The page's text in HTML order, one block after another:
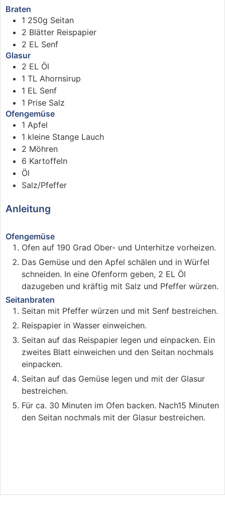
Braten
1 250g Seitan
2 Blätter Reispapier
2 EL Senf
Glasur
2 EL Öl
1 TL Ahornsirup
1 EL Senf
1 Prise Salz
Ofengemüse
1 Apfel
1 kleine Stange Lauch
2 Möhren
6 Kartoffeln
Öl
Salz/Pfeffer
Anleitung
Ofengemüse
Ofen auf 190 Grad Ober- und Unterhitze vorheizen.
Das Gemüse und den Apfel schälen und in Würfel
schneiden. In eine Ofenform geben, 2 EL Öl
dazugeben und kräftig mit Salz und Pfeffer würzen.
Seitanbraten
Seitan mit Pfeffer würzen und mit Senf bestreichen.
Reispapier in Wasser einweichen.
Seitan auf das Reispapier legen und einpacken. Ein
zweites Blatt einweichen und den Seitan nochmals
einpacken.
Seitan auf das Gemüse legen und mit der Glasur
bestreichen.
Für ca. 30 Minuten im Ofen backen. Nach15 Minuten
den Seitan nochmals mit der Glasur bestreichen.